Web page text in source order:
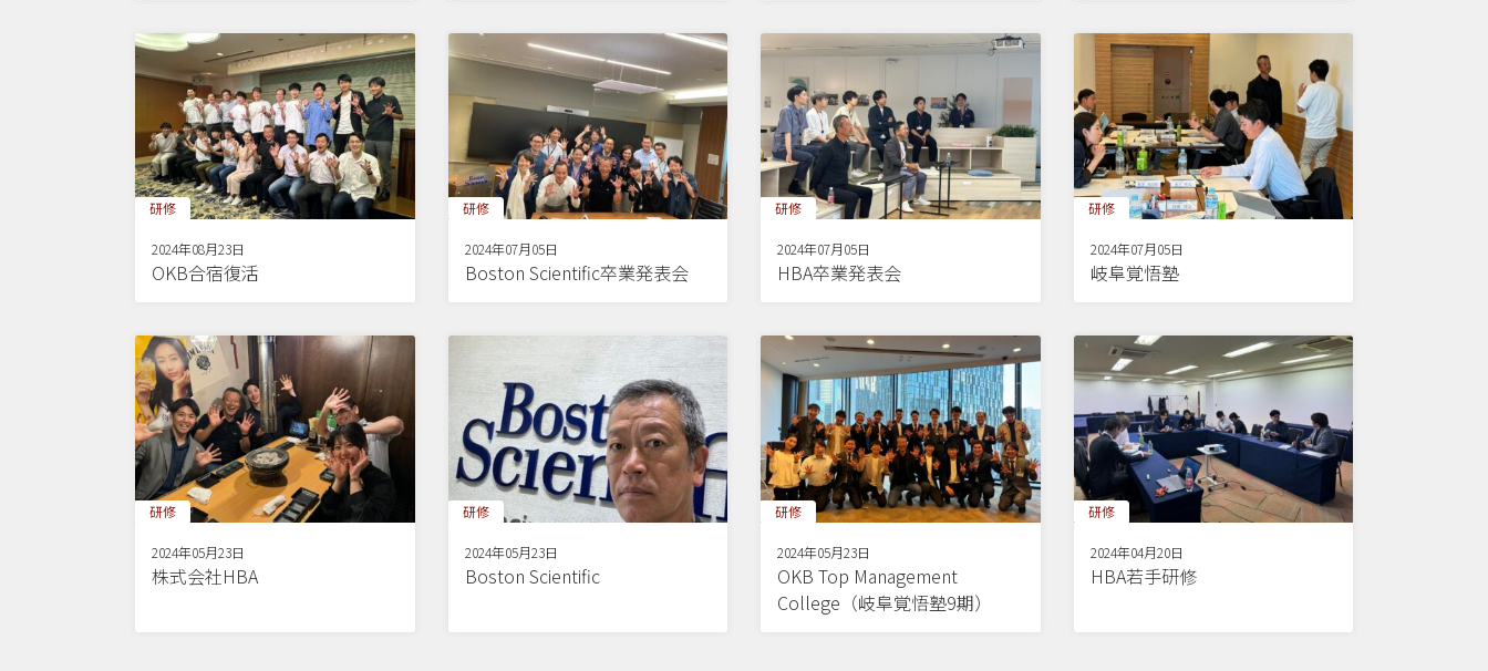
研修
2024年08月23日
OKB合宿復活
研修
2024年07月05日
Boston Scientific卒業発表会
研修
2024年07月05日
HBA卒業発表会
研修
2024年07月05日
岐阜覚悟塾
研修
2024年05月23日
株式会社HBA
研修
2024年05月23日
Boston Scientific
研修
2024年05月23日
OKB Top Management
College（岐阜覚悟塾9期）
研修
2024年04月20日
HBA若手研修